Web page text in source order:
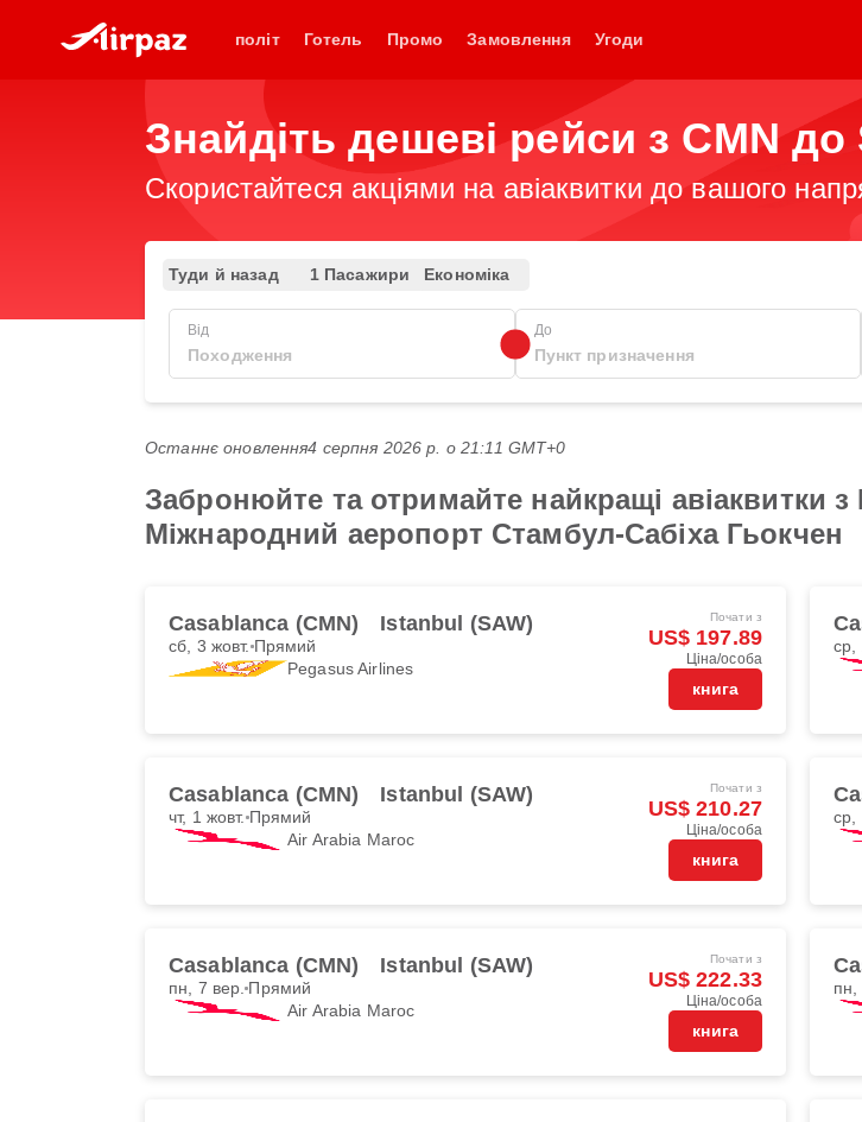
політ Готель Промо Замовлення Угоди
Знайдіть дешеві рейси з CMN до
Скористайтеся акціями на авіаквитки до вашого
Туди й назад 1 Пасажири Економіка
Від До
Останнє оновлення4 серпня 2026 р. о 21:11 GMT+0
Забронюйте та отримайте найкращі авіаквитки
Міжнародний аеропорт Стамбул-Сабіха Гьокчен
Casablanca (CMN) Istanbul (SAW)
сб, 3 жовт. Прямий
Pegasus Airlines
Почати з
US$ 197.89
Ціна/особа
книга
ср,
Casablanca (CMN) Istanbul (SAW)
чт, 1 жовт. Прямий
Air Arabia Maroc
Почати з
US$ 210.27
Ціна/особа
книга
ср,
Casablanca (CMN) Istanbul (SAW)
пн, 7 вер. Прямий
Air Arabia Maroc
Почати з
US$ 222.33
Ціна/особа
книга
пн,